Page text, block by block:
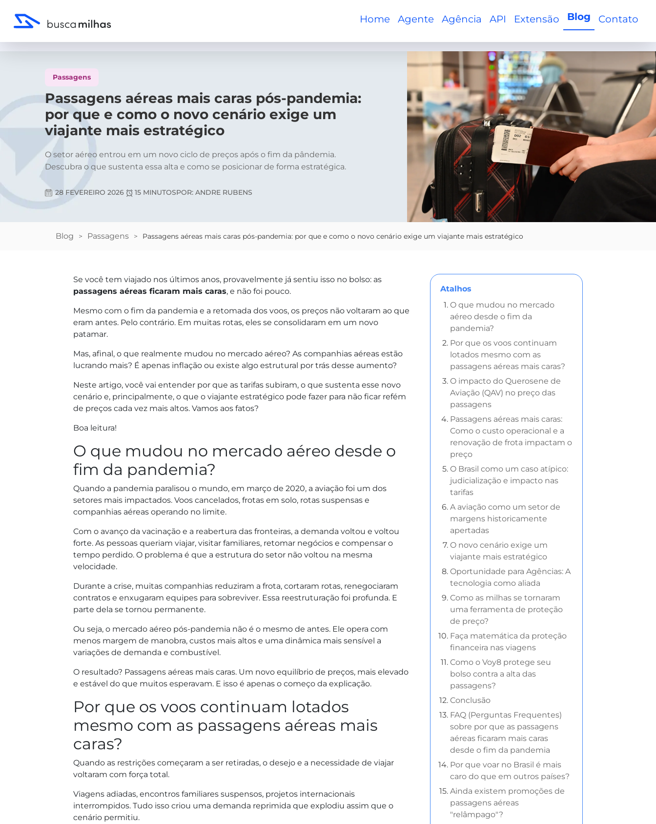
Home Agente Agência API Extensão Blog Contato
Passagens
Passagens aéreas mais caras pós-pandemia:
por que e como o novo cenário exige um
viajante mais estratégico
O setor aéreo entrou em um novo ciclo de preços após o fim da pândemia.
Descubra o que sustenta essa alta e como se posicionar de forma estratégica.
28 FEVEREIRO 2026 15 MINUTOSPOR: ANDRE RUBENS
Blog > Passagens > Passagens aéreas mais caras pós-pandemia: por que e como o novo cenário exige um viajante mais estratégico
Se você tem viajado nos últimos anos, provavelmente já sentiu isso no bolso: as
passagens aéreas ficaram mais caras, e não foi pouco.
Mesmo com o fim da pandemia e a retomada dos voos, os preços não voltaram ao que
eram antes. Pelo contrário. Em muitas rotas, eles se consolidaram em um novo
patamar.
Mas, afinal, o que realmente mudou no mercado aéreo? As companhias aéreas estão
lucrando mais? É apenas inflação ou existe algo estrutural por trás desse aumento?
Neste artigo, você vai entender por que as tarifas subiram, o que sustenta esse novo
cenário e, principalmente, o que o viajante estratégico pode fazer para não ficar refém
de preços cada vez mais altos. Vamos aos fatos?
Boa leitura!
O que mudou no mercado aéreo desde o
fim da pandemia?
Quando a pandemia paralisou o mundo, em março de 2020, a aviação foi um dos
setores mais impactados. Voos cancelados, frotas em solo, rotas suspensas e
companhias aéreas operando no limite.
Com o avanço da vacinação e a reabertura das fronteiras, a demanda voltou e voltou
forte. As pessoas queriam viajar, visitar familiares, retomar negócios e compensar o
tempo perdido. O problema é que a estrutura do setor não voltou na mesma
velocidade.
Durante a crise, muitas companhias reduziram a frota, cortaram rotas, renegociaram
contratos e enxugaram equipes para sobreviver. Essa reestruturação foi profunda. E
parte dela se tornou permanente.
Ou seja, o mercado aéreo pós-pandemia não é o mesmo de antes. Ele opera com
menos margem de manobra, custos mais altos e uma dinâmica mais sensível a
variações de demanda e combustível.
O resultado? Passagens aéreas mais caras. Um novo equilíbrio de preços, mais elevado
e estável do que muitos esperavam. E isso é apenas o começo da explicação.
Por que os voos continuam lotados
mesmo com as passagens aéreas mais
caras?
Quando as restrições começaram a ser retiradas, o desejo e a necessidade de viajar
voltaram com força total.
Viagens adiadas, encontros familiares suspensos, projetos internacionais
interrompidos. Tudo isso criou uma demanda reprimida que explodiu assim que o
cenário permitiu.
Atalhos
O que mudou no mercado
aéreo desde o fim da
pandemia?
Por que os voos continuam
lotados mesmo com as
passagens aéreas mais caras?
O impacto do Querosene de
Aviação (QAV) no preço das
passagens
Passagens aéreas mais caras:
Como o custo operacional e a
renovação de frota impactam o
preço
O Brasil como um caso atípico:
judicialização e impacto nas
tarifas
A aviação como um setor de
margens historicamente
apertadas
O novo cenário exige um
viajante mais estratégico
Oportunidade para Agências: A
tecnologia como aliada
Como as milhas se tornaram
uma ferramenta de proteção
de preço?
Faça matemática da proteção
financeira nas viagens
Como o Voy8 protege seu
bolso contra a alta das
passagens?
Conclusão
FAQ (Perguntas Frequentes)
sobre por que as passagens
aéreas ficaram mais caras
desde o fim da pandemia
Por que voar no Brasil é mais
caro do que em outros países?
Ainda existem promoções de
passagens aéreas
"relâmpago"?